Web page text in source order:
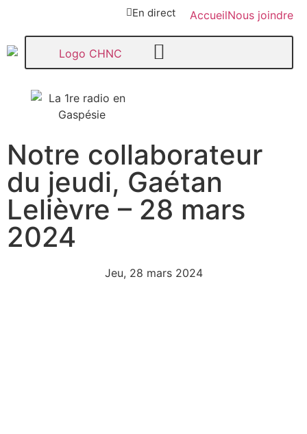
En direct AccueilNous joindre
107,1
Paspébiac
Notre collaborateur
du jeudi, Gaétan
Lelièvre – 28 mars
2024
Jeu, 28 mars 2024